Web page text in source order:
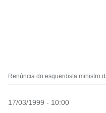
Renúncia do esquerdista ministro
17/03/1999 - 10:00